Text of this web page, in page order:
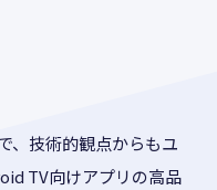
、技術的観点からもユ
TV向けアプリの高品